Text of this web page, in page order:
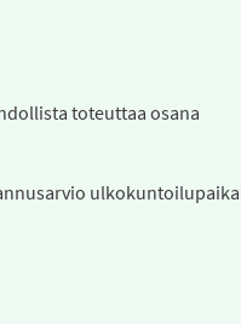
toteuttaa osana